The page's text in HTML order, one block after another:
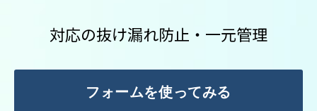
対応の抜け漏れ防止・一元管理
フォームを使ってみる